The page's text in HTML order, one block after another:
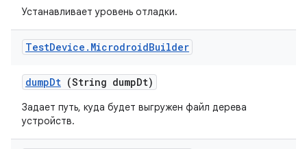
Устанавливает уровень отладки.
TestDevice . MicrodroidBuilder
dumpDt (String dumpDt)
Задает путь, куда будет выгружен файл дерева
устройств.